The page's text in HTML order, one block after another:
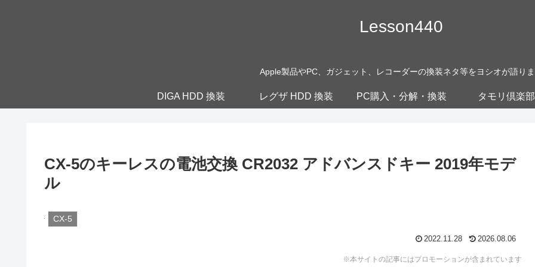
Lesson440
Apple製品やPC、ガジェット、レコーダーの換装ネタ等をヨシオが語り
DIGA HDD 換装 レグザ HDD 換装 PC購入・分解・換装 タモリ倶楽部
CX-5のキーレスの電池交換 CR2032 アドバンスドキー 2019年モデ
ル
CX-5
2022.11.28 2026.08.06
※本サイトの記事にはプロモーションが含まれています